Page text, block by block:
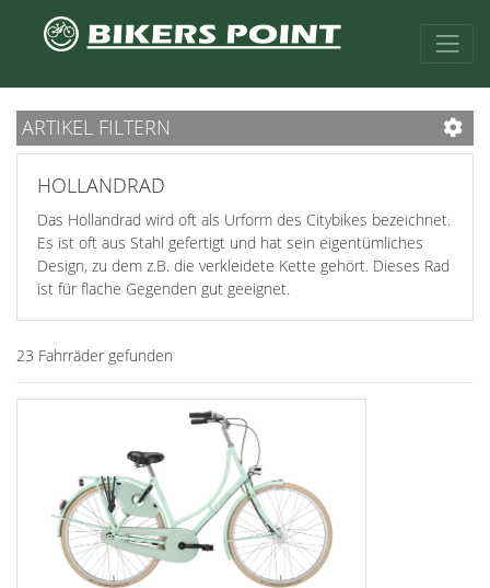
ARTIKEL FILTERN
HOLLANDRAD
Das Hollandrad wird oft als Urform des Citybikes bezeichnet.
Es ist oft aus Stahl gefertigt und hat sein eigentümliches
Design, zu dem z.B. die verkleidete Kette gehört. Dieses Rad
ist für flache Gegenden gut geeignet.
23 Fahrräder gefunden